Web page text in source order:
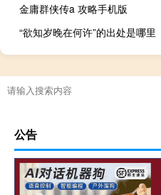
金庸群侠传a 攻略手机版
“欲知岁晚在何许”的出处是哪里
公告